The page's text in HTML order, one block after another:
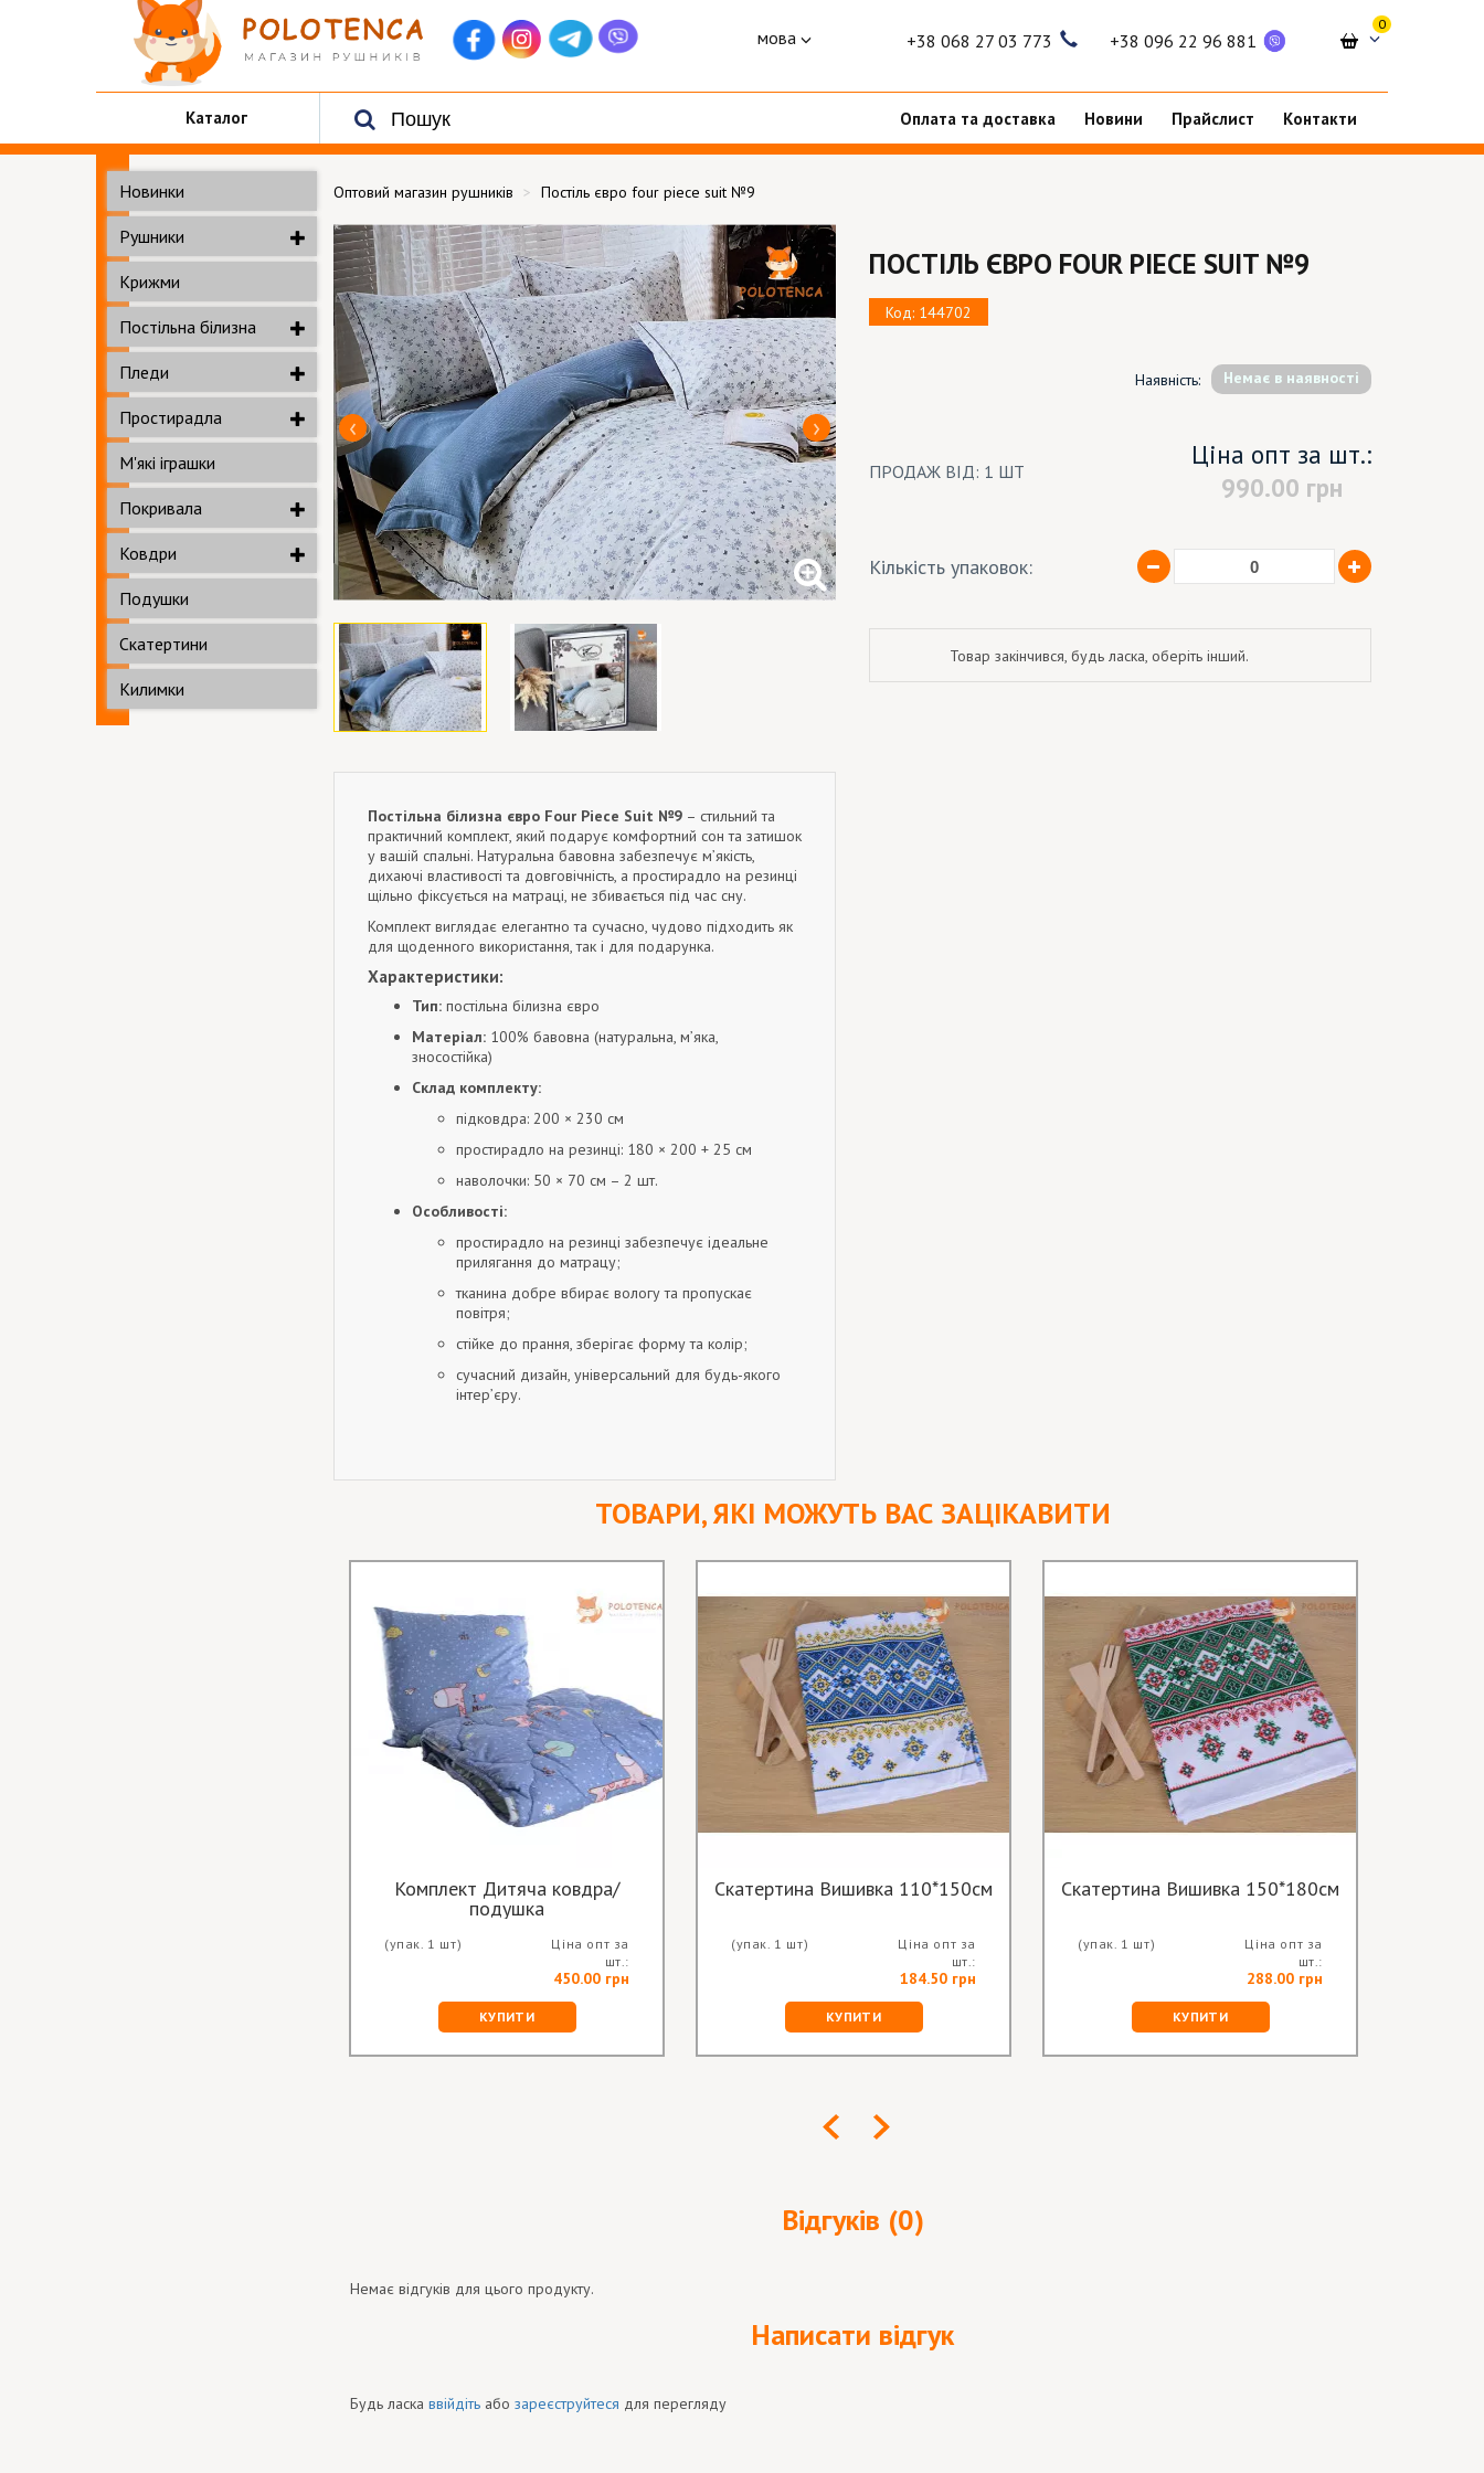
мова +38 068 27 03 773 +38 096 22 96 881
0
Каталог Оплата та доставка Новини Прайслист Контакти
Новинки
Рушники
Крижми
Постільна білизна
Пледи
Простирадла
М'які іграшки
Покривала
Ковдри
Подушки
Скатертини
Килимки
Оптовий магазин рушників Постіль євро four piece suit №9
Постільна білизна євро Four Piece Suit №9 – стильний та
практичний комплект, який подарує комфортний сон та затишок
у вашій спальні. Натуральна бавовна забезпечує м’якість,
дихаючі властивості та довговічність, а простирадло на резинці
щільно фіксується на матраці, не збивається під час сну.
Комплект виглядає елегантно та сучасно, чудово підходить як
для щоденного використання, так і для подарунка.
Характеристики:
Тип: постільна білизна євро
Матеріал: 100% бавовна (натуральна, м’яка,
зносостійка)
Склад комплекту:
підковдра: 200 × 230 см
простирадло на резинці: 180 × 200 + 25 см
наволочки: 50 × 70 см – 2 шт.
Особливості:
простирадло на резинці забезпечує ідеальне
прилягання до матрацу;
тканина добре вбирає вологу та пропускає
повітря;
стійке до прання, зберігає форму та колір;
сучасний дизайн, універсальний для будь-якого
інтер’єру.
ПОСТІЛЬ ЄВРО FOUR PIECE SUIT №9
Код: 144702
Наявність: Немає в наявності
ПРОДАЖ ВІД: 1 ШТ
Ціна опт за шт.:
990.00 грн
Кількість упаковок:
Товар закінчився, будь ласка, оберіть інший.
ТОВАРИ, ЯКІ МОЖУТЬ ВАС ЗАЦІКАВИТИ
Комплект Дитяча ковдра/
подушка
(упак. 1 шт)
Ціна опт за
шт.:
450.00 грн
КУПИТИ
Скатертина Вишивка 110*150см
(упак. 1 шт)
Ціна опт за
шт.:
184.50 грн
КУПИТИ
Скатертина Вишивка 150*180см
(упак. 1 шт)
Ціна опт за
шт.:
288.00 грн
КУПИТИ
Відгуків (0)
Немає відгуків для цього продукту.
Написати відгук
Будь ласка ввійдіть або зареєструйтеся для перегляду